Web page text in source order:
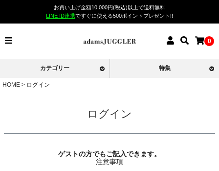
お買い上げ金額10,000円(税込)以上で送料無料
LINE ID連携ですぐに使える500ポイントプレゼント!!
0
カテゴリー 特集
HOME ログイン
ログイン
ゲストの方でもご記入できます。
注意事項